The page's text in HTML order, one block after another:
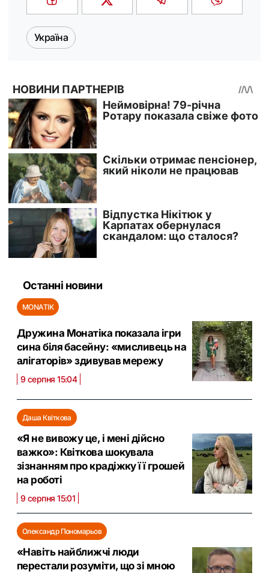
Україна
Останні новини
MONATIK
Дружина Монатіка показала ігри
сина біля басейну: «мисливець на
алігаторів» здивував мережу
9 серпня 15:04
Даша Квіткова
«Я не вивожу це, і мені дійсно
важко»: Квіткова шокувала
зізнанням про крадіжку її грошей
на роботі
9 серпня 15:01
Олександр Пономарьов
«Навіть найближчі люди
перестали розуміти, що зі мною